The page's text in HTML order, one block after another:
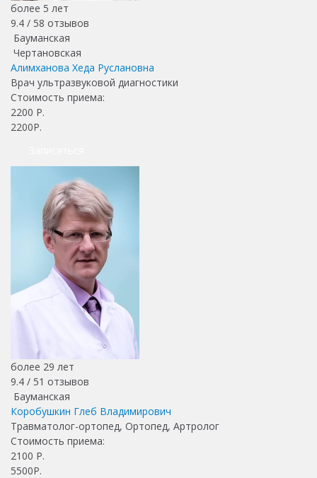
более 5 лет
9.4 / 58 отзывов
Бауманская
Чертановская
Алимханова Хеда Руслановна
Врач ультразвуковой диагностики
Стоимость приема:
2200 Р.
2200Р.
более 29 лет
9.4 / 51 отзывов
Бауманская
Коробушкин Глеб Владимирович
Травматолог-ортопед, Ортопед, Артролог
Стоимость приема:
2100 Р.
5500Р.